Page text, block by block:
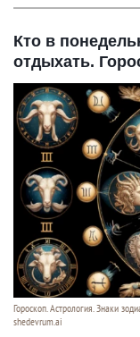
Кто в
отдыхать.
Гороскоп. Астрология. Знаки
shedevrum.ai